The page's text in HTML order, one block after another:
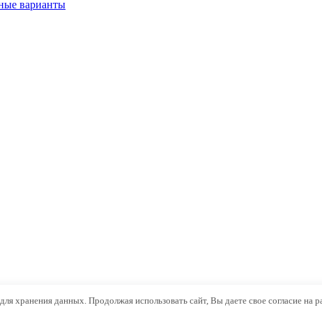
варианты
хранения данных. Продолжая использовать сайт, Вы даете свое согласие на